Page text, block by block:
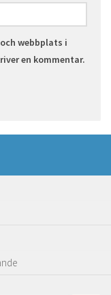
webbplats i
en kommentar.